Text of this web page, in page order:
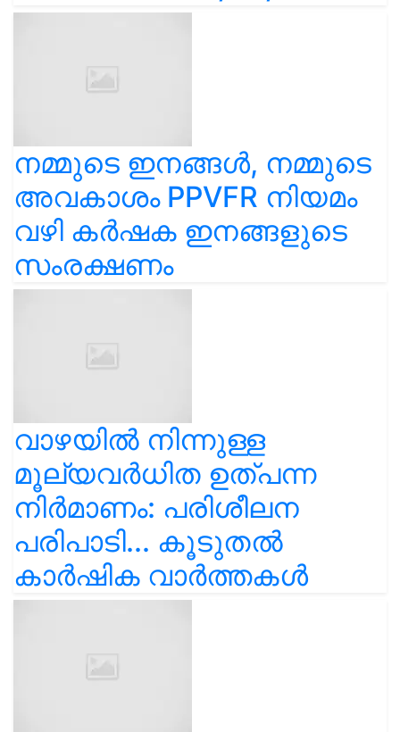
നമ്മുടെ ഇനങ്ങൾ, നമ്മുടെ
അവകാശം PPVFR നിയമം
വഴി കർഷക ഇനങ്ങളുടെ
സംരക്ഷണം
വാഴയിൽ നിന്നുള്ള
മൂല്യവർധിത ഉത്പന്ന
നിർമാണം: പരിശീലന
പരിപാടി... കൂടുതൽ
കാർഷിക വാർത്തകൾ